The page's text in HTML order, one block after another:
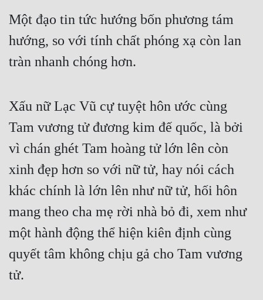
Một đạo tin tức hướng bốn phương tám
hướng, so với tính chất phóng xạ còn lan
tràn nhanh chóng hơn.
Xấu nữ Lạc Vũ cự tuyệt hôn ước cùng
Tam vương tử đương kim đế quốc, là bởi
vì chán ghét Tam hoàng tử lớn lên còn
xinh đẹp hơn so với nữ tử, hay nói cách
khác chính là lớn lên như nữ tử, hối hôn
mang theo cha mẹ rời nhà bỏ đi, xem như
một hành động thể hiện kiên định cùng
quyết tâm không chịu gả cho Tam vương
tử.